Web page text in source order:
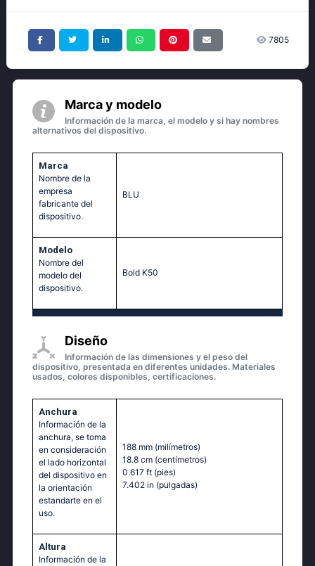
7805
Marca y modelo
Información de la marca, el modelo y si hay nombres
alternativos del dispositivo.
Marca
Nombre de la
empresa
fabricante del
dispositivo.
BLU
Modelo
Nombre del
modelo del
dispositivo.
Bold K50
Diseño
Información de las dimensiones y el peso del
dispositivo, presentada en diferentes unidades. Materiales
usados, colores disponibles, certificaciones.
Anchura
Información de la
anchura, se toma
en consideración
el lado horizontal
del dispositivo en
la orientación
estandarte en el
uso.
188 mm (milímetros)
18.8 cm (centímetros)
0.617 ft (pies)
7.402 in (pulgadas)
Altura
Información de la